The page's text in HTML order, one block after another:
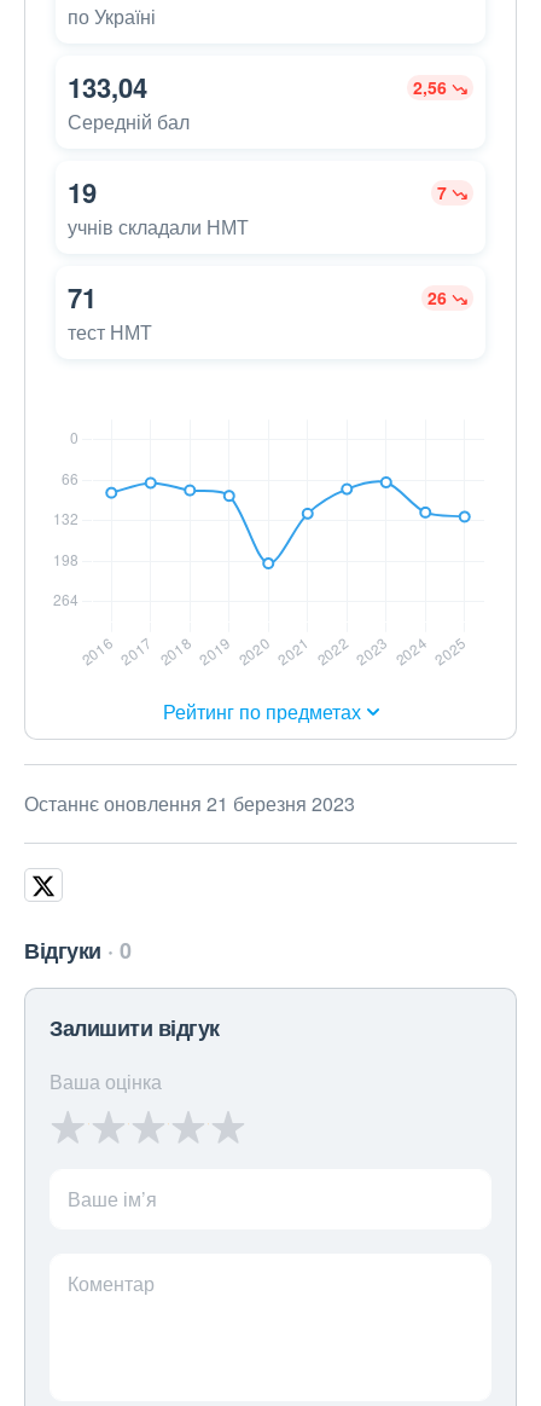
по Україні
133,04 2,56
Середній бал
19 7
учнів складали НМТ
71 26
тест НМТ
Рейтинг по предметах
Останнє оновлення 21 березня 2023
Відгуки 0
Залишити відгук
Ваша оцінка
Ваше ім’я
Коментар